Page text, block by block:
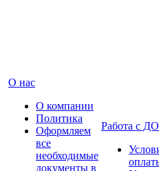
О нас
О компании
Политика
Оформляем
все
необходимые
документы в
Работа с